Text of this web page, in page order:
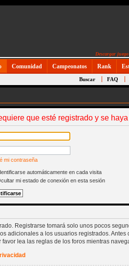
Descargar juego
Comunidad Campeonatos Rank
Buscar FAQ
que esté registrado y se
mi contraseña
automáticamente en cada visita
mi estado de conexión en esta sesión
Registrarse tomará solo unos pocos
adicionales a los usuarios registrados.
lea las reglas de los foros mientras